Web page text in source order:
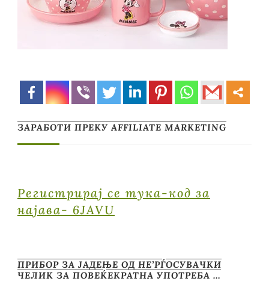
ЗАРАБОТИ ПРЕКУ AFFILIATE MARKETING
Регистрирај се тука-код за
најава- 6JAVU
ПРИБОР ЗА ЈАДЕЊЕ ОД НЕ’РЃОСУВАЧКИ
ЧЕЛИК ЗА ПОВЕЌЕКРАТНА УПОТРЕБА …